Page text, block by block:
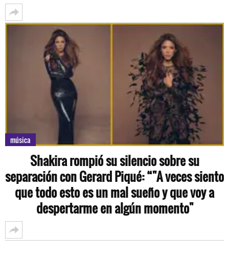
música
Shakira rompió su silencio sobre su
separación con Gerard Piqué: “"A veces siento
que todo esto es un mal sueño y que voy a
despertarme en algún momento"